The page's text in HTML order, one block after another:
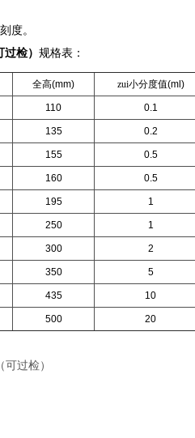
度。
过检）规格表：
全高(mm) zui小分度值(ml)
110 0.1
135 0.2
155 0.5
160 0.5
195 1
250 1
300 2
350 5
435 10
500 20